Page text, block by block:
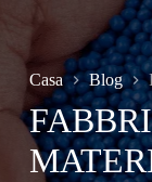
Casa Blog